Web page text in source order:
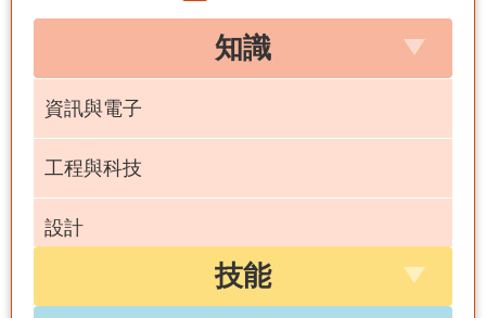
知識
資訊與電子
工程與科技
設計
技能